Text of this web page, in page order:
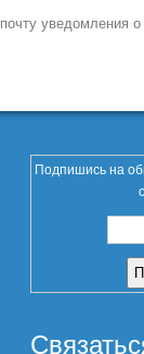
уведомления
Подпишись на